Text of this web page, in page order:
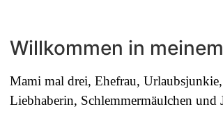
Willkommen in
Mami mal drei, Ehefrau,
Liebhaberin, Schlemmermäulchen